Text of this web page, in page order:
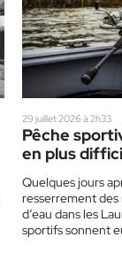
29 juillet 2026 à 2h33
Pêche
en plus
Quelques jours
resserrement des
d’eau dans les
sportifs sonnent